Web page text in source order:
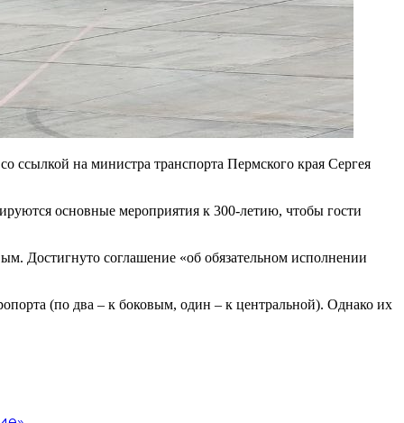
ссылкой на министра транспорта Пермского края Сергея
основные мероприятия к 300-летию, чтобы гости
Достигнуто соглашение «об обязательном исполнении
(по два – к боковым, один – к центральной). Однако их